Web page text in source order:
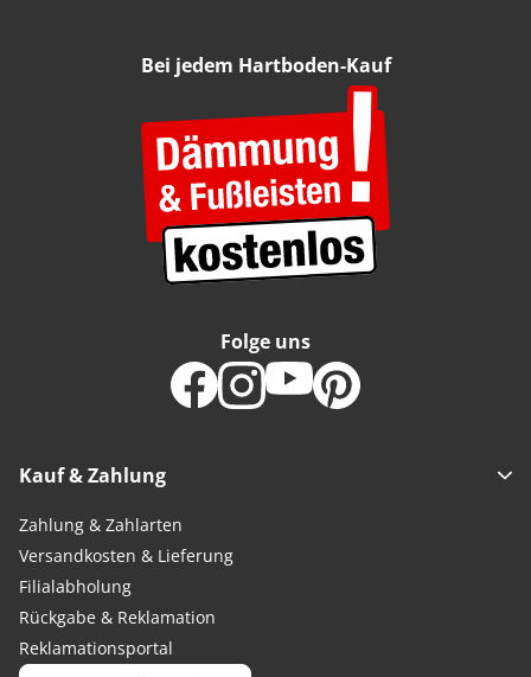
Bei jedem Hartboden-Kauf
Kauf & Zahlung
Zahlung & Zahlarten
Versandkosten & Lieferung
Filialabholung
Rückgabe & Reklamation
Reklamationsportal
Folge uns